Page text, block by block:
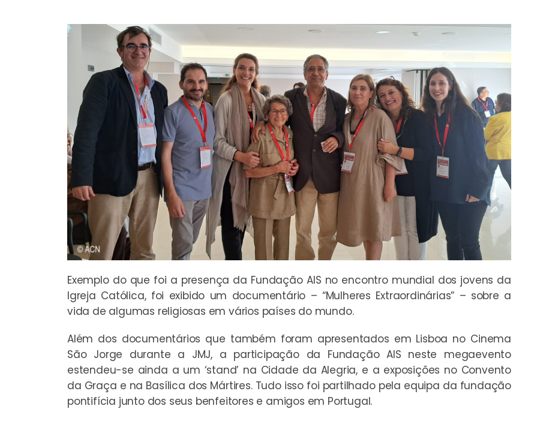
Exemplo do que foi a presença da Fundação AIS no encontro mundial dos jovens da
Igreja Católica, foi exibido um documentário – “Mulheres Extraordinárias” – sobre a
vida de algumas religiosas em vários países do mundo.
Além dos documentários que também foram apresentados em Lisboa no Cinema
São Jorge durante a JMJ, a participação da Fundação AIS neste megaevento
estendeu-se ainda a um ‘stand’ na Cidade da Alegria, e a exposições no Convento
da Graça e na Basílica dos Mártires. Tudo isso foi partilhado pela equipa da fundação
pontifícia junto dos seus benfeitores e amigos em Portugal.